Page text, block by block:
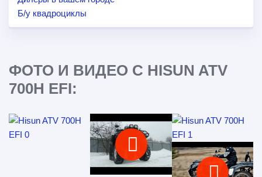
Б/у квадроциклы
ФОТО И ВИДЕО С HISUN ATV
700H EFI: